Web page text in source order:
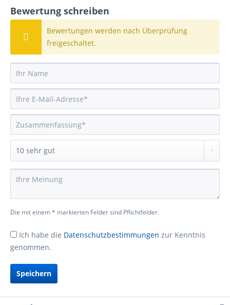
Bewertung schreiben
Bewertungen werden nach Überprüfung
freigeschaltet.
Die mit einem * markierten Felder sind Pflichtfelder.
Ich habe die Datenschutzbestimmungen zur Kenntnis
genommen.
Speichern